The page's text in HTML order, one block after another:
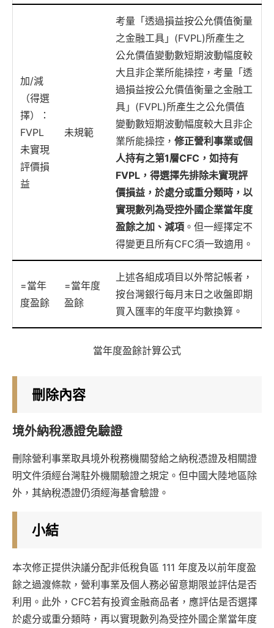
加/減
（得選
擇）：
FVPL
未實現
評價損
益
未規範
考量「透過損益按公允價值衡量
之金融工具」(FVPL)所產生之
公允價值變動數短期波動幅度較
大且非企業所能操控，考量「透
過損益按公允價值衡量之金融工
具」(FVPL)所產生之公允價值
變動數短期波動幅度較大且非企
業所能操控， 修正營利事業或個
人持有之第1層CFC，如持有
FVPL，得選擇先排除未實現評
價損益，於處分或重分類時，以
實現數列為受控外國企業當年度
盈餘之加、減項 。但一經擇定不
得變更且所有CFC須一致適用。
=當年
度盈餘
=當年度
盈餘
上述各組成項目以外幣記帳者，
按台灣銀行每月末日之收盤即期
買入匯率的年度平均數換算。
當年度盈餘計算公式
刪除內容
境外納稅憑證免驗證
刪除營利事業取具境外稅務機關發給之納稅憑證及相關證
明文件須經台灣駐外機關驗證之規定。但中國大陸地區除
外，其納稅憑證仍須經海基會驗證。
小結
本次修正提供決議分配非低稅負區 111 年度及以前年度盈
餘之過渡條款，營利事業及個人務必留意期限並評估是否
利用。此外，CFC若有投資金融商品者，應評估是否選擇
於處分或重分類時，再以實現數列為受控外國企業當年度